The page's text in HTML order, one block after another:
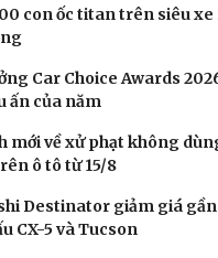
con ốc titan trên siêu
Car Choice Awards
ấn của năm
mới về xử phạt không
ô tô từ 15/8
Destinator giảm giá
CX-5 và Tucson